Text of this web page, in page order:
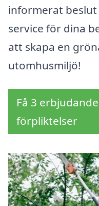
informerat beslut
service för dina
att skapa en
utomhusmiljö!
Få 3
förpliktelser